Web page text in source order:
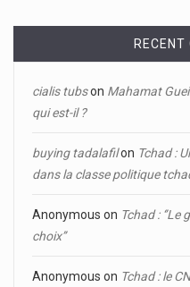
cialis tubson Mahamat
qui est-il ?
buying tadalafilon Tchad :
dans la classe politique
Anonymous on Tchad :
choix’’
Anonymous on Tchad : le